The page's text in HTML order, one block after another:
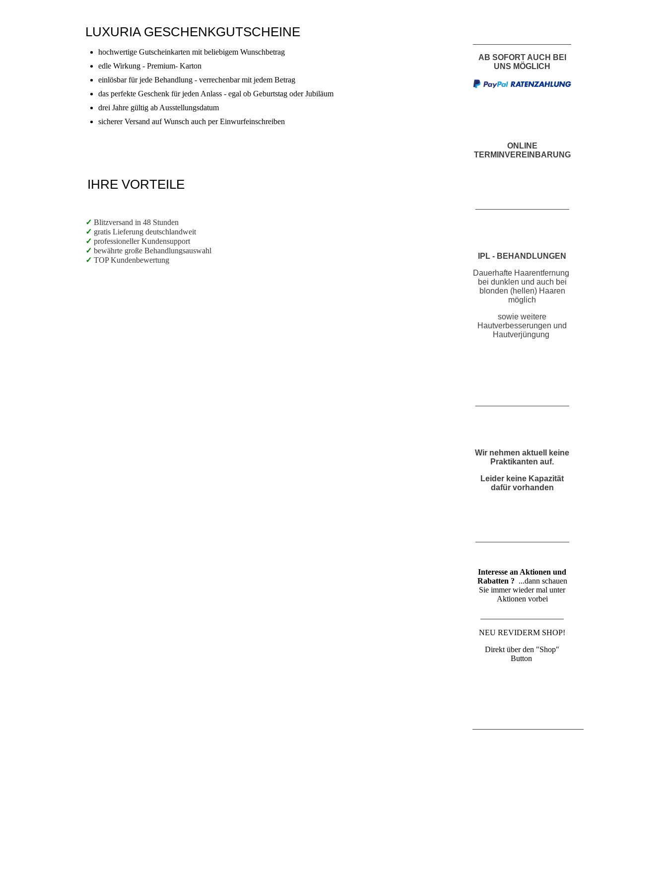
LUXURIA GESCHENKGUTSCHEINE
hochwertige Gutscheinkarten mit beliebigem Wunschbetrag
edle Wirkung - Premium- Karton
einlösbar für jede Behandlung - verrechenbar mit jedem Betrag
das perfekte Geschenk für jeden Anlass - egal ob Geburtstag oder Jubiläum
drei Jahre gültig ab Ausstellungsdatum
sicherer Versand auf Wunsch auch per Einwurfeinschreiben
IHRE VORTEILE
✓ Blitzversand in 48 Stunden
✓ gratis Lieferung deutschlandweit
✓ professioneller Kundensupport
✓ bewährte große Behandlungsauswahl
✓ TOP Kundenbewertung
AB SOFORT AUCH BEI
UNS MÖGLICH
ONLINE
TERMINVEREINBARUNG
IPL - BEHANDLUNGEN
Dauerhafte Haarentfernung
bei dunklen und auch bei
blonden (hellen) Haaren
möglich
sowie weitere
Hautverbesserungen und
Hautverjüngung
Wir nehmen aktuell keine
Praktikanten auf.
Leider keine Kapazität
dafür vorhanden
Interesse an Aktionen und
Rabatten ? ...dann schauen
Sie immer wieder mal unter
Aktionen vorbei
NEU REVIDERM SHOP!
Direkt über den "Shop"
Button